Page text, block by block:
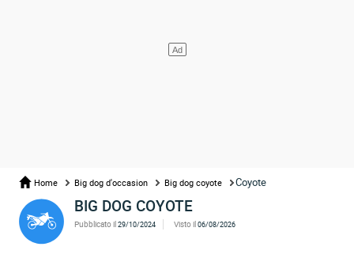
Home Big dog d'occasion Big dog coyote Coyote
BIG DOG COYOTE
Pubblicato il29/10/2024 Visto il06/08/2026